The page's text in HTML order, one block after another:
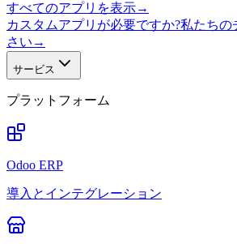
すべてのアプリを表示→
カスタムアプリが必要ですか?私たち
さい →
サービス
プラットフォーム
Odoo ERP
導入とインテグレーション